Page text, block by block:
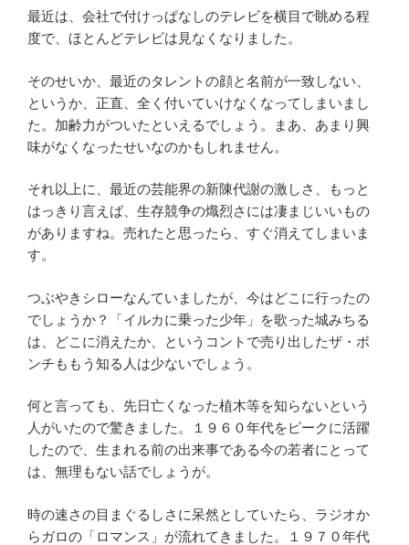
最近は、会社で付けっぱなしのテレビを横目で眺める程
度で、ほとんどテレビは見なくなりました。
そのせいか、最近のタレントの顔と名前が一致しない、
というか、正直、全く付いていけなくなってしまいまし
た。加齢力がついたといえるでしょう。まあ、あまり興
味がなくなったせいなのかもしれません。
それ以上に、最近の芸能界の新陳代謝の激しさ、もっと
はっきり言えば、生存競争の熾烈さには凄まじいいもの
がありますね。売れたと思ったら、すぐ消えてしまいま
す。
つぶやきシローなんていましたが、今はどこに行ったの
でしょうか？「イルカに乗った少年」を歌った城みちる
は、どこに消えたか、というコントで売り出したザ・ボ
ンチももう知る人は少ないでしょう。
何と言っても、先日亡くなった植木等を知らないという
人がいたので驚きました。１９６０年代をピークに活躍
したので、生まれる前の出来事である今の若者にとって
は、無理もない話でしょうが。
時の速さの目まぐるしさに呆然としていたら、ラジオか
らガロの「ロマンス」が流れてきました。１９７０年代